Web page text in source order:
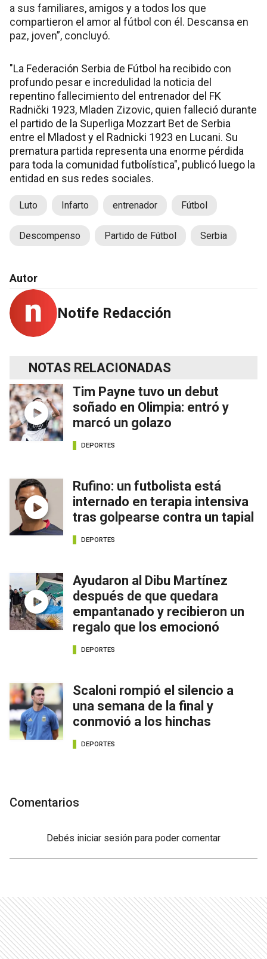
a sus familiares, amigos y a todos los que
compartieron el amor al fútbol con él. Descansa en
paz, joven”, concluyó.
"La Federación Serbia de Fútbol ha recibido con
profundo pesar e incredulidad la noticia del
repentino fallecimiento del entrenador del FK
Radnički 1923, Mladen Zizovic, quien falleció durante
el partido de la Superliga Mozzart Bet de Serbia
entre el Mladost y el Radnicki 1923 en Lucani. Su
prematura partida representa una enorme pérdida
para toda la comunidad futbolística", publicó luego la
entidad en sus redes sociales.
Luto Infarto entrenador Fútbol
Descompenso Partido de Fútbol Serbia
Autor
Notife Redacción
NOTAS RELACIONADAS
Tim Payne tuvo un debut
soñado en Olimpia: entró y
marcó un golazo
DEPORTES
Rufino: un futbolista está
internado en terapia intensiva
tras golpearse contra un tapial
DEPORTES
Ayudaron al Dibu Martínez
después de que quedara
empantanado y recibieron un
regalo que los emocionó
DEPORTES
Scaloni rompió el silencio a
una semana de la final y
conmovió a los hinchas
DEPORTES
Comentarios
Debés iniciar sesión para poder comentar